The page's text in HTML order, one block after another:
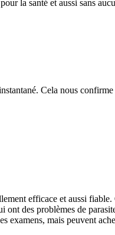
la santé et aussi sans
Cela nous
efficace et aussi
des problèmes de
examens, mais peuvent